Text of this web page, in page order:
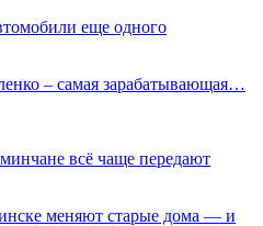
еще одного
– самая зарабатывающая…
всё чаще передают
меняют старые дома — и